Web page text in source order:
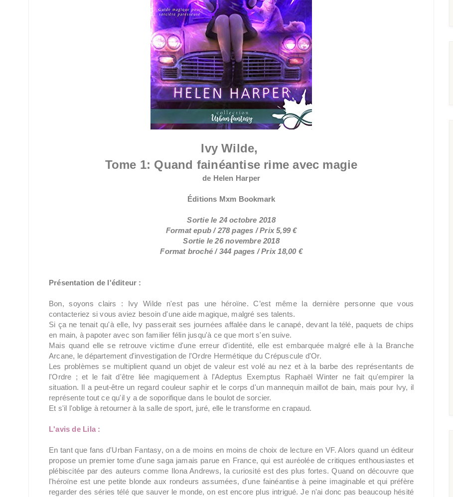
Ivy Wilde,
Tome 1: Quand fainéantise rime avec magie
de Helen Harper
Éditions Mxm Bookmark
Sortie le 24 octobre 2018
Format epub / 278 pages / Prix 5,99 €
Sortie le 26 novembre 2018
Format broché / 344 pages / Prix 18,00 €
Présentation de l'éditeur :
Bon, soyons clairs : Ivy Wilde n'est pas une héroïne. C’est même la dernière personne que vous
contacteriez si vous aviez besoin d'une aide magique, malgré ses talents.
Si ça ne tenait qu'à elle, Ivy passerait ses journées affalée dans le canapé, devant la télé, paquets de chips
en main, à papoter avec son familier félin jusqu'à ce que mort s'en suive.
Mais quand elle se retrouve victime d'une erreur d'identité, elle est embarquée malgré elle à la Branche
Arcane, le département d'investigation de l'Ordre Hermétique du Crépuscule d'Or.
Les problèmes se multiplient quand un objet de valeur est volé au nez et à la barbe des représentants de
l'Ordre ; et le fait d'être liée magiquement à l'Adeptus Exemptus Raphaël Winter ne fait qu'empirer la
situation. Il a peut-être un regard couleur saphir et le corps d'un mannequin maillot de bain, mais pour Ivy, il
représente tout ce qu'il y a de soporifique dans le boulot de sorcier.
Et s'il l'oblige à retourner à la salle de sport, juré, elle le transforme en crapaud.
L'avis de Lila :
En tant que fans d'Urban Fantasy, on a de moins en moins de choix de lecture en VF. Alors quand un éditeur
propose un premier tome d'une saga jamais parue en France, qui est auréolée de critiques enthousiastes et
plébiscitée par des auteurs comme Ilona Andrews, la curiosité est des plus fortes. Quand on découvre que
l'héroïne est une petite blonde aux rondeurs assumées, d'une fainéantise à peine imaginable et qui préfère
regarder des séries télé que sauver le monde, on est encore plus intrigué. Je n'ai donc pas beaucoup hésité